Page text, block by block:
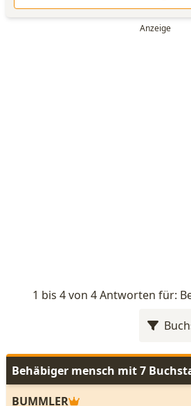
1 bis 4 von 4 Antworten für:
Behäbiger mensch mit 7
BUMMLER